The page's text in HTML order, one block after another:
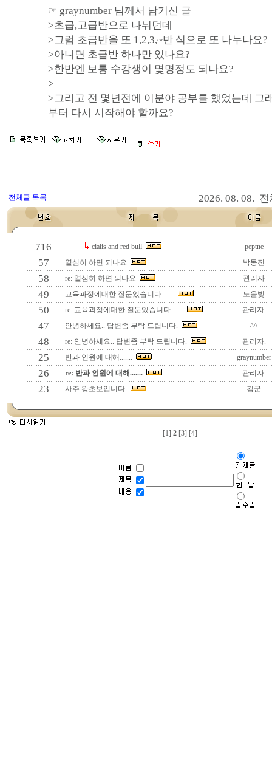
☞ graynumber 님께서 남기신 글
>초급,고급반으로 나뉘던데
>그럼 초급반을 또 1,2,3,~반 식으로 또 나누나요?
>아니면 초급반 하나만 있나요?
>한반엔 보통 수강생이 몇명정도 되나요?
>
>그리고 전 몇년전에 이분야 공부를 했었는데 그
부터 다시 시작해야 할까요?
전체글 목록 2026. 08. 08.
716 cialis and red bull peptne
57 열심히 하면 되나요 박동진
58 re: 열심히 하면 되나요 관리자
49 교육과정에대한 질문있습니다....... 노을빛
50 re: 교육과정에대한 질문있습니다....... 관리자.
47 안녕하세요.. 답변좀 부탁 드립니다. ^^
48 re: 안녕하세요.. 답변좀 부탁 드립니다. 관리자.
25 반과 인원에 대해....... graynumber
26 re: 반과 인원에 대해....... 관리자.
23 사주 왕초보입니다. 김군
[1] 2 [3] [4]